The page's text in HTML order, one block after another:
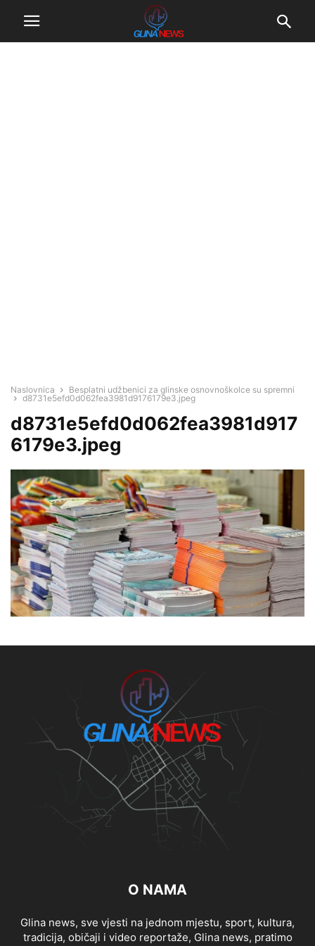
Naslovnica
Besplatni udžbenici za glinske osnovnoškolce su spremni
d8731e5efd0d062fea3981d9176179e3.jpeg
d8731e5efd0d062fea3981d917
6179e3.jpeg
O NAMA
Glina news, sve vjesti na jednom mjestu, sport, kultura,
tradicija, običaji i video reportaže, Glina news, pratimo